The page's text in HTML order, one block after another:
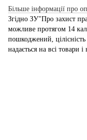
Більше інформації про
Згідно ЗУ"Про захист
можливе протягом 14
пошкоджений,
надається на всі товари